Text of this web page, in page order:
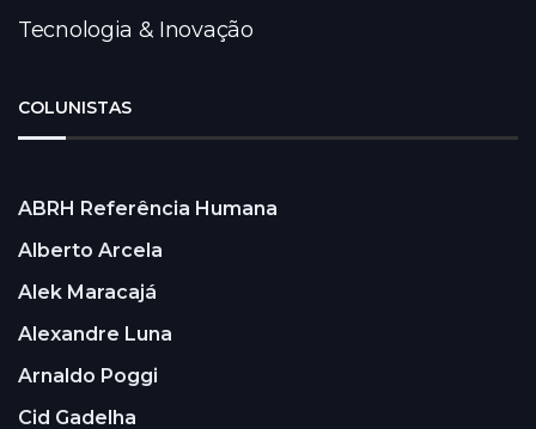
Tecnologia & Inovação
COLUNISTAS
ABRH Referência Humana
Alberto Arcela
Alek Maracajá
Alexandre Luna
Arnaldo Poggi
Cid Gadelha